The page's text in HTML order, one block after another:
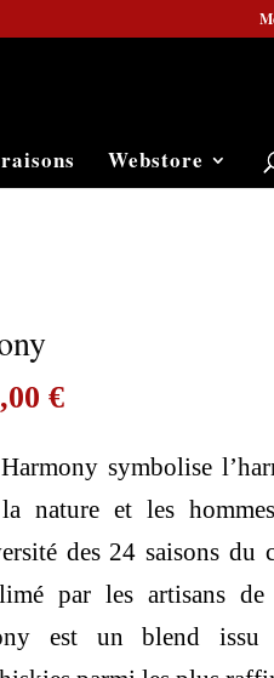
Webstore
:
€.
€Le
actuel
est :
118,00 €.
symbolise
nature et les
des 24 saisons du
par les artisans
est un blend issu